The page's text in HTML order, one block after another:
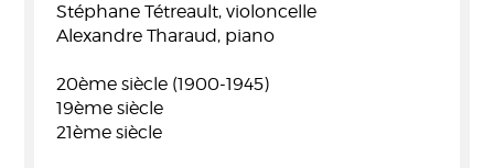
Stéphane Tétreault, violoncelle
Alexandre Tharaud, piano
20ème siècle (1900-1945)
19ème siècle
21ème siècle